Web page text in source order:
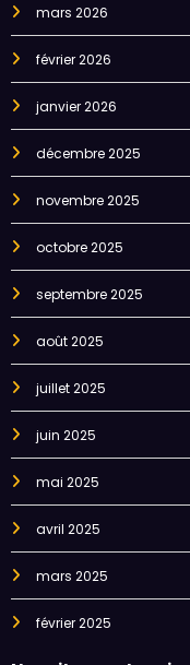
mars 2026
février 2026
janvier 2026
décembre 2025
novembre 2025
octobre 2025
septembre 2025
août 2025
juillet 2025
juin 2025
mai 2025
avril 2025
mars 2025
février 2025